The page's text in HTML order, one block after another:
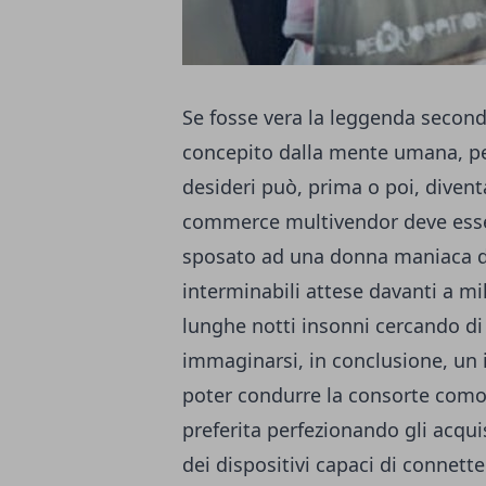
Se fosse vera la leggenda
concepito dalla mente umana,
desideri può, prima o poi,
commerce multivendor deve
sposato ad una donna maniaca
interminabili attese davanti a
lunghe notti insonni cercando
immaginarsi, in conclusione,
poter condurre la consorte
preferita perfezionando gli
dei dispositivi capaci di